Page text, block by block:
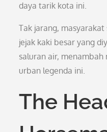
daya tarik kota ini.
Tak jarang,
jejak kaki besar yang
saluran air, menambah
urban legenda ini.
The